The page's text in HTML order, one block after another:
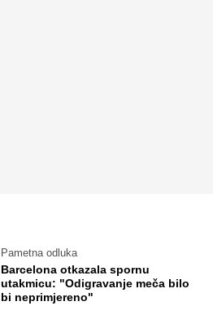
Pametna odluka
Barcelona otkazala spornu
utakmicu: "Odigravanje meča bilo
bi neprimjereno"